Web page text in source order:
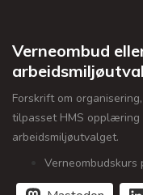
Verneombud
Forskrift om
tilpasset HMS opplæring
arbeidsmiljøutvalget.
Verneombudskurs